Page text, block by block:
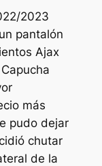
2023
pantalón
Ajax
más
pudo dejar
chutar
de la